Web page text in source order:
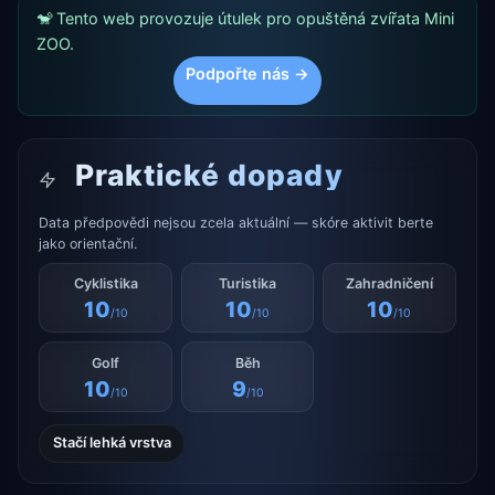
🐒 Tento web provozuje útulek pro opuštěná zvířata Mini
ZOO.
Podpořte nás →
Praktické dopady
Data předpovědi nejsou zcela aktuální — skóre aktivit berte
jako orientační.
Cyklistika
10/10
Turistika
10/10
Zahradničení
10/10
Golf
10/10
Běh
9/10
Stačí lehká vrstva